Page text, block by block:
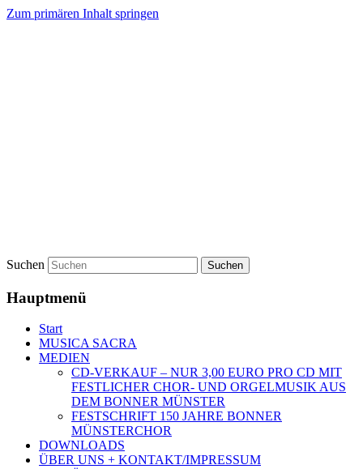
Zum primären Inhalt springen
Suchen
Hauptmenü
Start
MUSICA SACRA
MEDIEN
CD-VERKAUF – NUR 3,00 EURO PRO CD MIT
FESTLICHER CHOR- UND ORGELMUSIK AUS
DEM BONNER MÜNSTER
FESTSCHRIFT 150 JAHRE BONNER
MÜNSTERCHOR
DOWNLOADS
ÜBER UNS + KONTAKT/IMPRESSUM